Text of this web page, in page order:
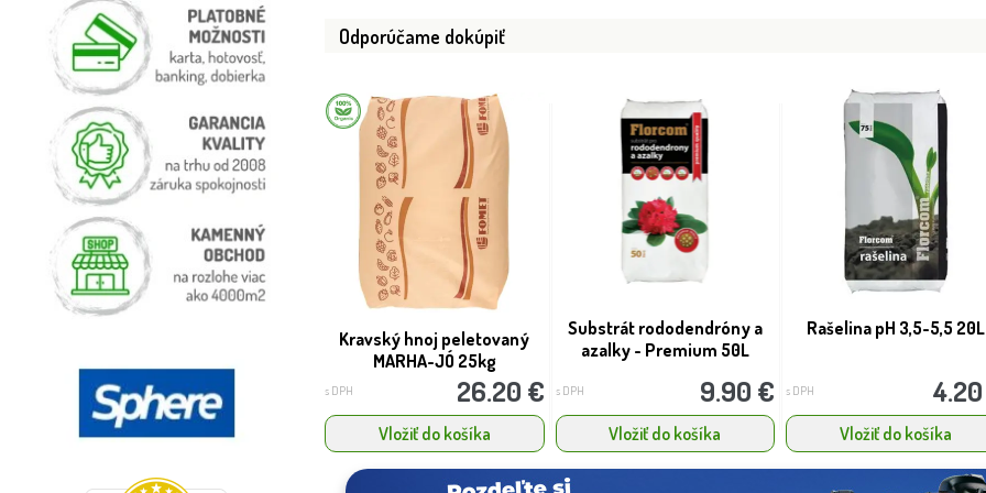
Odporúčame dokúpiť
Kravský hnoj peletovaný
MARHA-JÓ 25kg
s DPH 26.20 €
Vložiť do košíka
Substrát rododendróny a
azalky - Premium 50L
s DPH 9.90 €
Vložiť do košíka
Rašelina pH 3,5-5,5 20L
s DPH
Vložiť do košíka